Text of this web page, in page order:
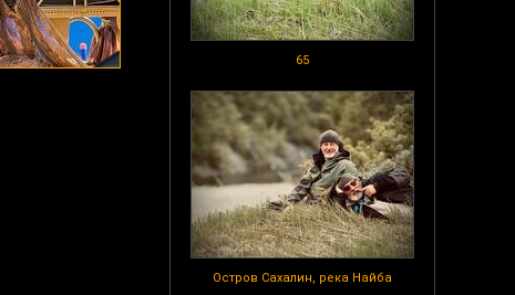
65
Остров Сахалин, река Найба